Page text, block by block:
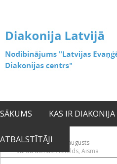
SĀKUMS KAS IR DIAKONIJA
ATBALSTĪTĀJI2026. gada 06. augusts
Vārda dienas: Askolds, Aisma